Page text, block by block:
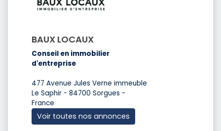
BAUX LOCAUX
Conseil en immobilier
d'entreprise
477 Avenue Jules Verne immeuble
Le Saphir - 84700 Sorgues -
France
Voir toutes nos annonces